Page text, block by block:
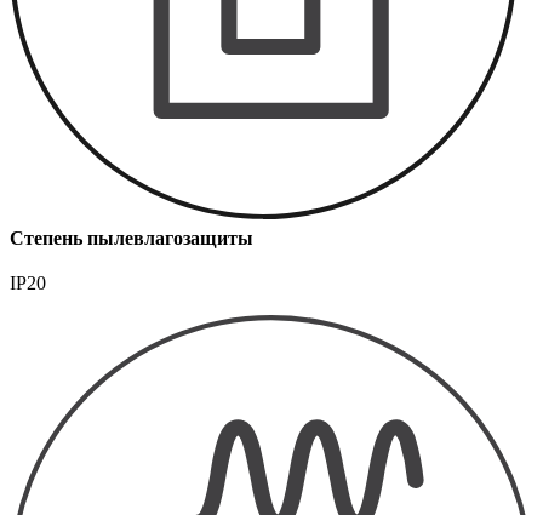
Степень пылевлагозащиты
IP20